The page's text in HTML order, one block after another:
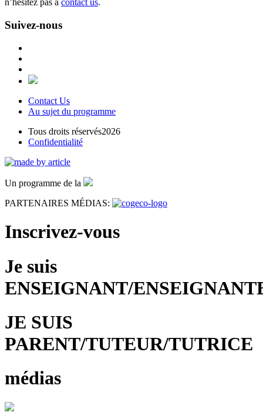
n’hésitez pas à contact us.
Suivez-nous
Contact Us
Au sujet du programme
Tous droits réservés2026
Confidentialité
Un programme de la
PARTENAIRES MÉDIAS:
Inscrivez-vous
Je suis
ENSEIGNANT/
JE SUIS
PARENT/TUTEUR/TUTRICE
médias